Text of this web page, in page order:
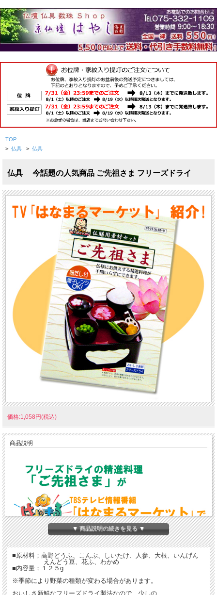
TOP
> 仏具 > 仏具
仏具 今話題の人気商品 ご先祖さま フリーズドライ
価格:1,058円(税込)
商品説明
▼ 商品説明の続きを見る ▼
■原材料；高野どうふ、こんぶ、しいたけ、人参、大根、いんげん
えんどう豆、花ふ、わかめ
■内容量；１２５g
※季節により野菜の種類が変わる場合があります。
おいしさ新鮮なフリーズドライ製法なので、少しの